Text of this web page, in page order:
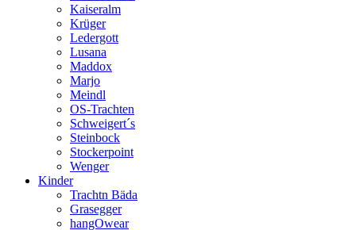
Kaiseralm
Krüger
Ledergott
Lusana
Maddox
Marjo
Meindl
OS-Trachten
Schweigert´s
Steinbock
Stockerpoint
Wenger
Kinder
Trachtn Bäda
Grasegger
hangOwear